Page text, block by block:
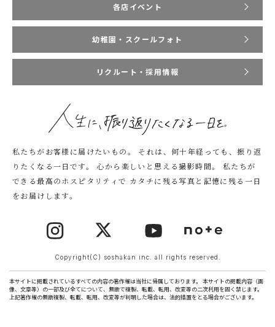
各店イベント
幼稚園・スクールフォト
リクルート・採用情報
私たちがお客様に届けたいもの。
それは、何十年経っても、振り返
りたくなる一日です。
心から楽しいと思える撮影時間。
私たちが
できる最高のホスピタリティで カタチに残る写真と記憶に残る一日
をお届けします。
Copyright(C) soshakan inc. all rights reserved.
本サイトに掲載されているすべての内容の著作権は当社に帰属しております。 本サイトの掲載内容（画
像、文章等）の一部及び全てについて、無断で複製、転載、転用、改変等の二次利用を固く禁じます。
上記著作権の無断複製、転載、転用、改変等が判明した場合は、法的措置をとる場合がございます。